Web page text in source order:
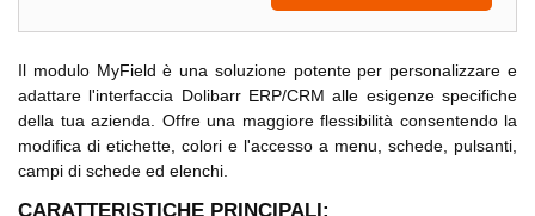
Il modulo MyField è una soluzione potente per personalizzare e
adattare l'interfaccia Dolibarr ERP/CRM alle esigenze specifiche
della tua azienda. Offre una maggiore flessibilità consentendo la
modifica di etichette, colori e l'accesso a menu, schede, pulsanti,
campi di schede ed elenchi.
CARATTERISTICHE PRINCIPALI: